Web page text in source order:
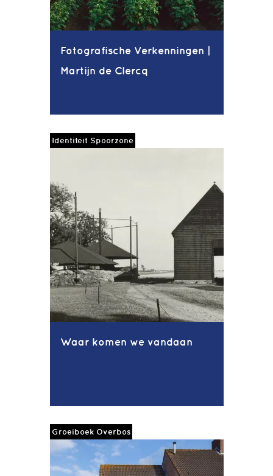
Fotografische Verkenningen |
Martijn de Clercq
Identiteit Spoorzone
Waar komen we vandaan
Groeiboek Overbos